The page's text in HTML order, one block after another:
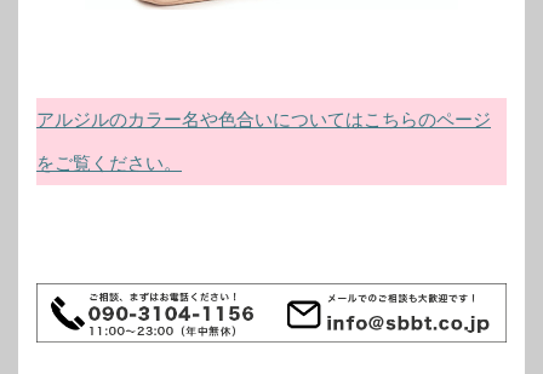
アルジルのカラー名や色合いについてはこちらのページ
をご覧ください。